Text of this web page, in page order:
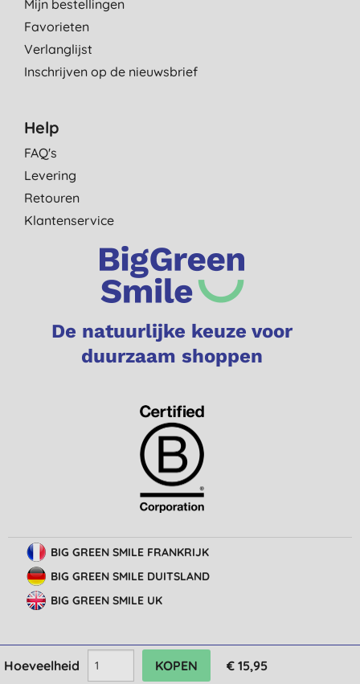
Hoeveelheid € 15,95
Mijn bestellingen
Favorieten
Verlanglijst
Inschrijven op de nieuwsbrief
Help
FAQ's
Levering
Retouren
Klantenservice
De natuurlijke keuze voor
duurzaam shoppen
BIG GREEN SMILE FRANKRIJK
BIG GREEN SMILE DUITSLAND
BIG GREEN SMILE UK
© Big Green Smile Europe
Algemene voorwaarden
Bescherming van privacy
Cookie-instellingen